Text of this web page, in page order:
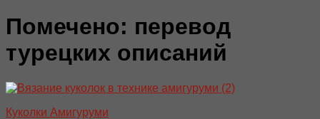
Помечено: перевод
турецких описаний
Куколки Амигуруми